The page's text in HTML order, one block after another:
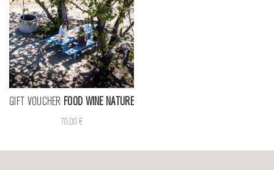
GIFT VOUCHER FOOD WINE NATURE
70,00 €